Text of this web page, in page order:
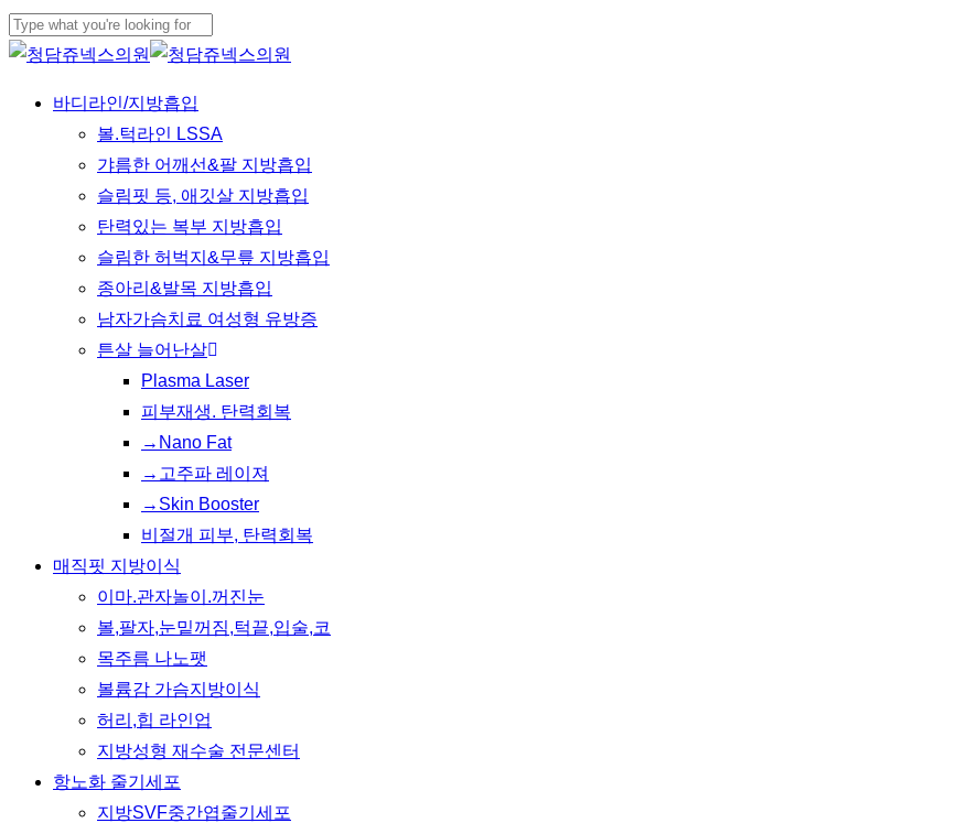
Skip
to
content
Close
Menu
바디라인/지방흡입
볼.턱라인 LSSA
갸름한 어깨선&팔 지방흡입
슬림핏 등, 애깃살 지방흡입
탄력있는 복부 지방흡입
슬림한 허벅지&무릎 지방흡입
종아리&발목 지방흡입
남자가슴치료 여성형 유방증
튼살 늘어난살
Plasma Laser
피부재생. 탄력회복
→Nano Fat
→고주파 레이져
→Skin Booster
비절개 피부, 탄력회복
매직핏 지방이식
이마.관자놀이.꺼진눈
볼,팔자,눈밑꺼짐,턱끝,입술,코
목주름 나노팻
볼륨감 가슴지방이식
허리,힙 라인업
지방성형 재수술 전문센터
항노화 줄기세포
지방SVF중간엽줄기세포